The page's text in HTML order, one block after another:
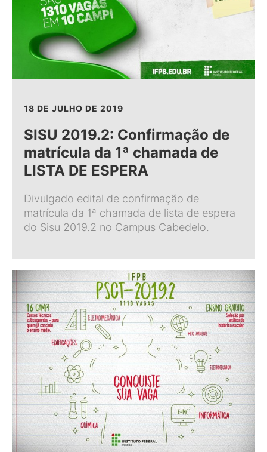
18 DE JULHO DE 2019
SISU 2019.2: Confirmação de
matrícula da 1ª chamada de
LISTA DE ESPERA
Divulgado edital de confirmação de
matrícula da 1ª chamada de lista de espera
do Sisu 2019.2 no Campus Cabedelo.